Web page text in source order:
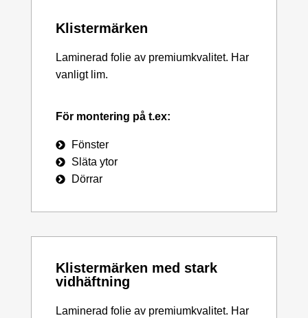
Klistermärken
Laminerad folie av premiumkvalitet. Har
vanligt lim.
För montering på t.ex:
Fönster
Släta ytor
Dörrar
Klistermärken med stark
vidhäftning
Laminerad folie av premiumkvalitet. Har